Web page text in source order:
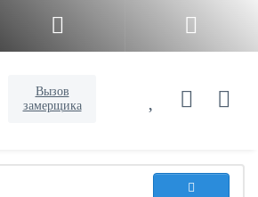
Вызов
замерщика